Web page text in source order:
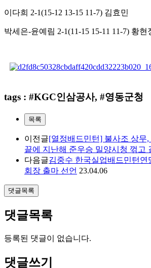
이다희 2-1(15-12 13-15 11-7) 김효민
박세은-윤예림 2-1(11-15 15-11 11-7) 황현
tags : #KGC인삼공사, #영동군청
목록
이전글[열정배드민턴] 불사조 상무,
끝에 지난해 준우승 밀양시청 꺾고
다음글김중수 한국실업배드민턴연
회장 출마 선언 23.04.06
댓글목록
댓글목록
등록된 댓글이 없습니다.
댓글쓰기